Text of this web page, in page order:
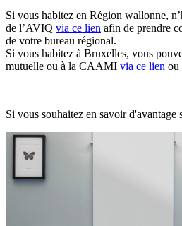
Si vous habitez en Région wallonne,
de l’AVIQ via ce lien afin de prendre
de votre bureau régional.
Si vous habitez à Bruxelles, vous
mutuelle ou à la CAAMI via ce lien ou
Si vous souhaitez en savoir d'avantage